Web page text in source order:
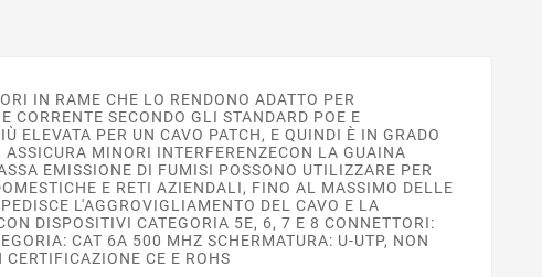
IN RAME CHE LO RENDONO ADATTO PER
SECONDO GLI STANDARD POE E
ELEVATA PER UN CAVO PATCH, E QUINDI È IN GRADO
MINORI INTERFERENZECON LA GUAINA
EMISSIONE DI FUMISI POSSONO UTILIZZARE PER
E RETI AZIENDALI, FINO AL MASSIMO DELLE
L'AGGROVIGLIAMENTO DEL CAVO E LA
DISPOSITIVI CATEGORIA 5E, 6, 7 E 8 CONNETTORI:
CAT 6A 500 MHZ SCHERMATURA: U-UTP, NON
CE E ROHS